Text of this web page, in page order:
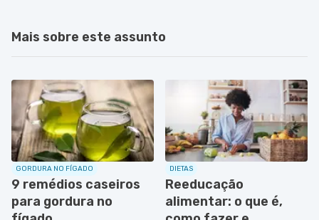
Mais sobre este assunto
GORDURA NO FÍGADO
9 remédios caseiros
para gordura no
DIETAS
Reeducação
alimentar: o que é,